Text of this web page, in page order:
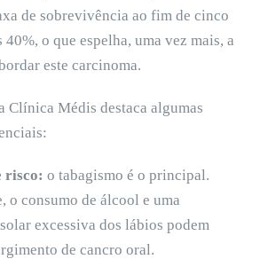
de sobrevivência ao fim de cinco
40%, o que espelha, uma vez mais, a
este carcinoma.
Clínica Médis destaca algumas
risco: o tabagismo é o principal.
o consumo de álcool e uma
excessiva dos lábios podem
de cancro oral.